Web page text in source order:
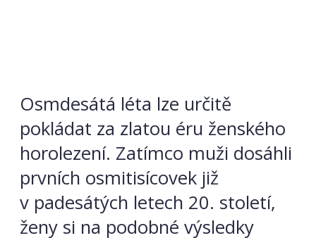
Osmdesátá léta lze určitě
pokládat za zlatou éru ženského
horolezení. Zatímco muži dosáhli
prvních osmitisícovek již
v padesátých letech 20. století,
ženy si na podobné výsledky